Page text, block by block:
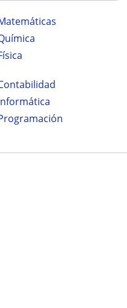
Matemáticas
Química
Física
Contabilidad
Informática
Programación